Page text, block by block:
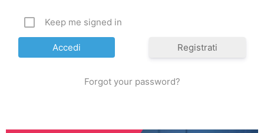
Keep me signed in
Registrati
Forgot your password?